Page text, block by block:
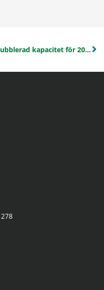
Dubblerad kapacitet för 2018